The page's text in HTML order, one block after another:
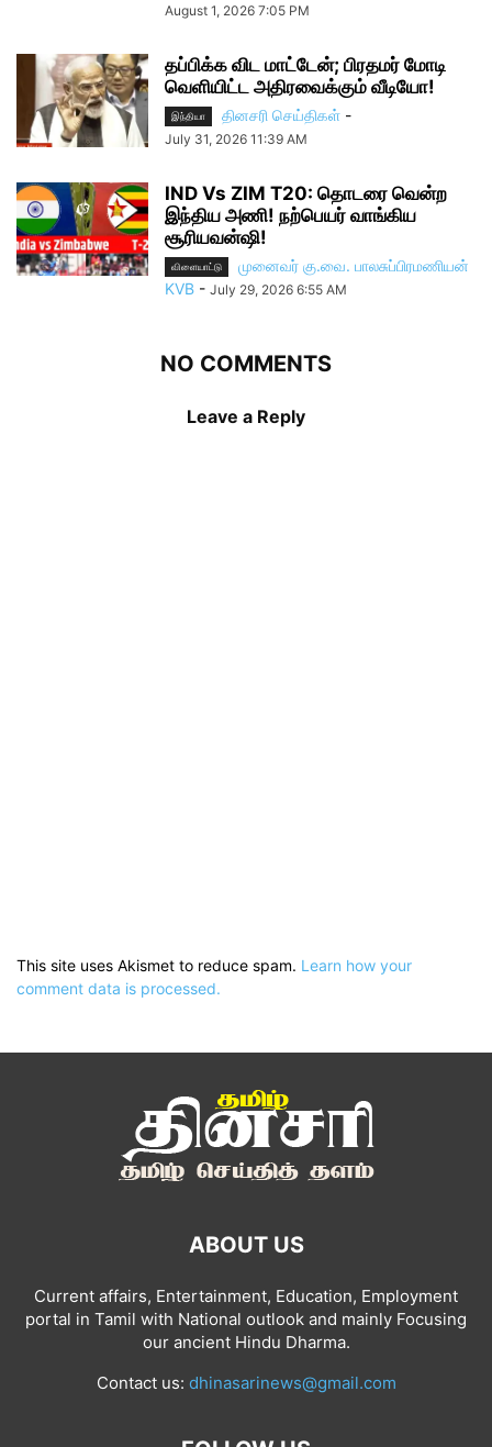
August 1, 2026 7:05 PM
தப்பிக்க விட மாட்டேன்; பிரதமர் மோடி
வெளியிட்ட அதிரவைக்கும் வீடியோ!
இந்தியா தினசரி செய்திகள் -
July 31, 2026 11:39 AM
IND Vs ZIM T20: தொடரை வென்ற
இந்திய அணி! நற்பெயர் வாங்கிய
சூரியவன்ஷி!
விளையாட்டு
முனைவர் கு.வை. பாலசுப்பிரமணியன்
KVB - July 29, 2026 6:55 AM
NO COMMENTS
Leave a Reply
This site uses Akismet to reduce spam. Learn how your
comment data is processed.
ABOUT US
Current affairs, Entertainment, Education, Employment
portal in Tamil with National outlook and mainly Focusing
our ancient Hindu Dharma.
Contact us: dhinasarinews@gmail.com